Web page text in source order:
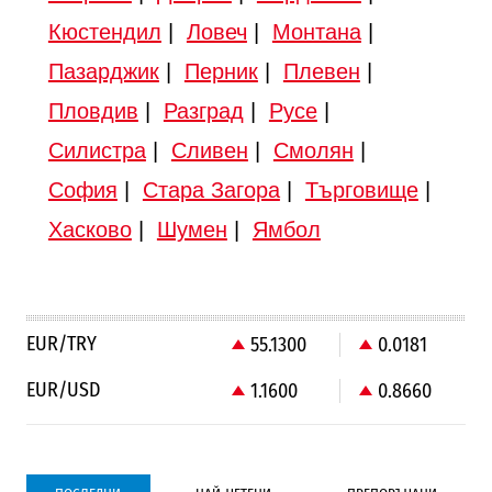
Кюстендил
Ловеч Монтана|
Пазарджик| Перник| Плевен
Пловдив
Разград Русе|
Силистра| Сливен Смолян
София
Стара Загора| Търговище|
Хасково| Шумен Ямбол
EUR/TRY 55.1300
0.0181
EUR/USD
1.1600 0.8660